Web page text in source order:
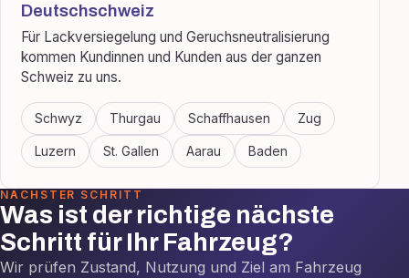
Deutschschweiz
Für Lackversiegelung und Geruchsneutralisierung
kommen Kundinnen und Kunden aus der ganzen
Schweiz zu uns.
Schwyz Thurgau Schaffhausen Zug
Luzern St. Gallen Aarau Baden
NÄCHSTER SCHRITT
Was ist der richtige nächste
Schritt für Ihr Fahrzeug?
Wir prüfen Zustand, Nutzung und Ziel am Fahrzeug